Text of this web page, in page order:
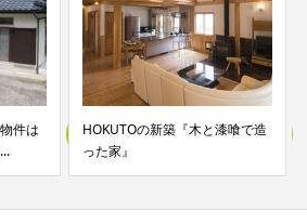
新築『木と漆喰で造
地方移住して、購入し